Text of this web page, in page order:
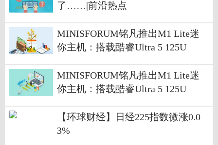
了……|前沿热点
MINISFORUM铭凡推出M1 Lite迷
你主机：搭载酷睿Ultra 5 125U
MINISFORUM铭凡推出M1 Lite迷
你主机：搭载酷睿Ultra 5 125U
【环球财经】日经225指数微涨0.0
3%